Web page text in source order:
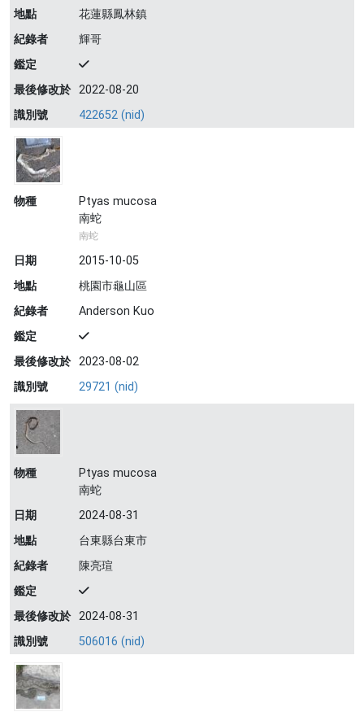
地點
花蓮縣鳳林鎮
紀錄者
輝哥
鑑定
最後修改於 2022-08-20
識別號
422652 (nid)
物種
Ptyas mucosa
南蛇
南蛇
日期
2015-10-05
地點
桃園市龜山區
紀錄者
Anderson Kuo
鑑定
最後修改於 2023-08-02
識別號
29721 (nid)
物種
Ptyas mucosa
南蛇
日期
2024-08-31
地點
台東縣台東市
紀錄者
陳亮瑄
鑑定
最後修改於 2024-08-31
識別號
506016 (nid)